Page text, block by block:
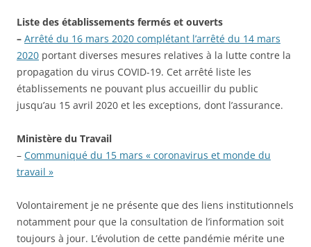
Liste des établissements fermés et ouverts
– Arrêté du 16 mars 2020 complétant l’arrêté du 14 mars
2020 portant diverses mesures relatives à la lutte contre la
propagation du virus COVID-19. Cet arrêté liste les
établissements ne pouvant plus accueillir du public
jusqu’au 15 avril 2020 et les exceptions, dont l’assurance.
Ministère du Travail
– Communiqué du 15 mars « coronavirus et monde du
travail »
Volontairement je ne présente que des liens institutionnels
notamment pour que la consultation de l’information soit
toujours à jour. L’évolution de cette pandémie mérite une